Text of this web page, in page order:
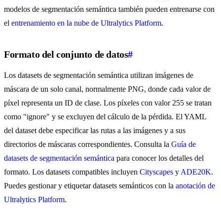
modelos de segmentación semántica también pueden entrenarse con
el entrenamiento en la nube de Ultralytics Platform.
Formato del conjunto de datos#
Los datasets de segmentación semántica utilizan imágenes de
máscara de un solo canal, normalmente PNG, donde cada valor de
píxel representa un ID de clase. Los píxeles con valor 255 se tratan
como "ignore" y se excluyen del cálculo de la pérdida. El YAML
del dataset debe especificar las rutas a las imágenes y a sus
directorios de máscaras correspondientes. Consulta la Guía de
datasets de segmentación semántica para conocer los detalles del
formato. Los datasets compatibles incluyen Cityscapes y ADE20K.
Puedes gestionar y etiquetar datasets semánticos con la anotación de
Ultralytics Platform.